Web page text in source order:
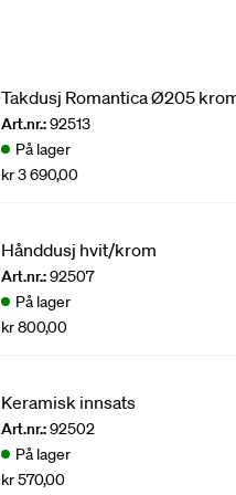
Takdusj Romantica Ø205
Art.nr.:92513
På lager
kr 3 690,00
Hånddusj hvit/krom
Art.nr.:92507
På lager
kr 800,00
Keramisk innsats
Art.nr.:92502
På lager
kr 570,00